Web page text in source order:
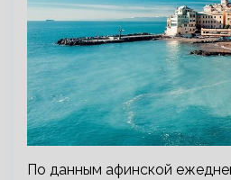
По данным афинской